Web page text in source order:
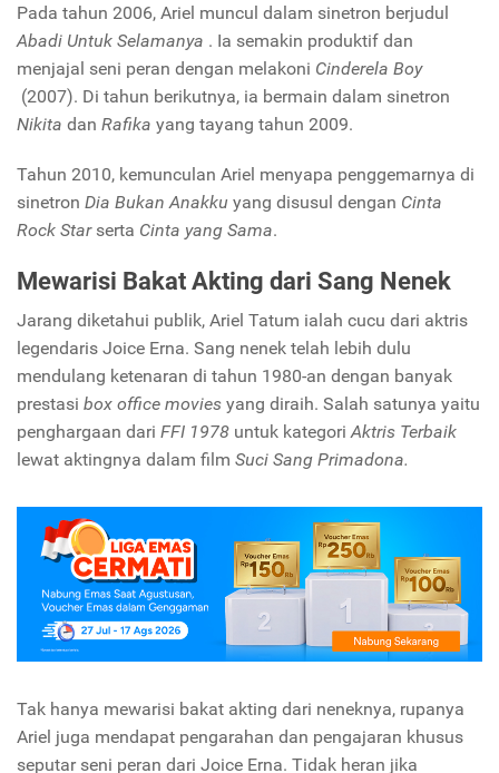
Pada tahun 2006, Ariel muncul dalam sinetron berjudul
Abadi Untuk Selamanya . Ia semakin produktif dan
menjajal seni peran dengan melakoni Cinderela Boy
(2007). Di tahun berikutnya, ia bermain dalam sinetron
Nikita dan Rafika yang tayang tahun 2009.
Tahun 2010, kemunculan Ariel menyapa penggemarnya di
sinetron Dia Bukan Anakku yang disusul dengan Cinta
Rock Starserta Cinta yang Sama.
Mewarisi Bakat Akting dari Sang Nenek
Jarang diketahui publik, Ariel Tatum ialah cucu dari aktris
legendaris Joice Erna. Sang nenek telah lebih dulu
mendulang ketenaran di tahun 1980-an dengan banyak
prestasi box office movies yang diraih. Salah satunya yaitu
penghargaan dari FFI 1978 untuk kategoriAktris Terbaik
lewat aktingnya dalam film Suci Sang Primadona.
Tak hanya mewarisi bakat akting dari neneknya, rupanya
Ariel juga mendapat pengarahan dan pengajaran khusus
seputar seni peran dari Joice Erna. Tidak heran jika